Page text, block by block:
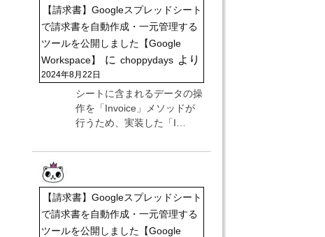
【請求書】Googleスプレッドシート
で請求書を自動作成・一元管理する
ツールを公開しました【Google
Workspace】
に choppydays より
2024年8月22日
シートに含まれるデータの操
作を「Invoice」メソッドが
行うため、実装した「I…
【請求書】Googleスプレッドシート
で請求書を自動作成・一元管理する
ツールを公開しました【Google